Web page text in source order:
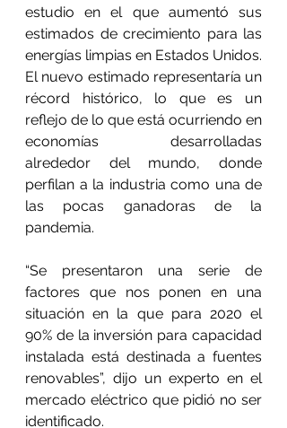
estudio en el que aumentó sus
estimados de crecimiento para las
energías limpias en Estados Unidos.
El nuevo estimado representaría un
récord histórico, lo que es un
reflejo de lo que está ocurriendo en
economías desarrolladas
alrededor del mundo, donde
perfilan a la industria como una de
las pocas ganadoras de la
pandemia.
“Se presentaron una serie de
factores que nos ponen en una
situación en la que para 2020 el
90% de la inversión para capacidad
instalada está destinada a fuentes
renovables”, dijo un experto en el
mercado eléctrico que pidió no ser
identificado.